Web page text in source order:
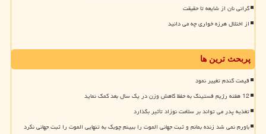
گرانی نان از شایعه تا حقیقت
از اختلال هرزه خواری چه می دانید
پربحث ترین ها
قیمت گندم تغییر نمود
12 هفته رژیم فستینگ به حفظ کاهش وزن در یک سال بعد کمک نماید
تغذیه پدر می تواند بر سلامت نوزاد تأثیر بگذارد
باورم نمی شد زنده بمانم و ثبت جهانی الموت را ببینم چوبک به تنهایی الموت را ثبت جهانی نکرد